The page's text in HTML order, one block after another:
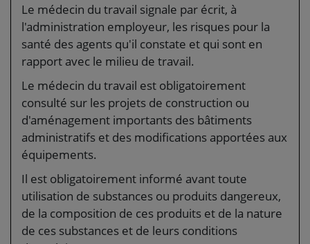
Le médecin du travail signale par écrit, à
l'administration employeur, les risques pour la
santé des agents qu'il constate et qui sont en
rapport avec le milieu de travail.
Le médecin du travail est obligatoirement
consulté sur les projets de construction ou
d'aménagement importants des bâtiments
administratifs et des modifications apportées aux
équipements.
Il est obligatoirement informé avant toute
utilisation de substances ou produits dangereux,
de la composition de ces produits et de la nature
de ces substances et de leurs conditions